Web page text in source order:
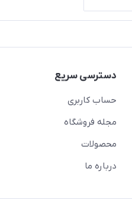
دسترسی سریع
حساب کاربری
مجله فروشگاه
محصولات
درباره ما